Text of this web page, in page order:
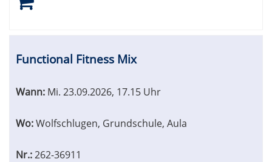
Functional Fitness Mix
Wann: Mi. 23.09.2026, 17.15 Uhr
Wo:Wolfschlugen, Grundschule, Aula
Nr.:262-36911